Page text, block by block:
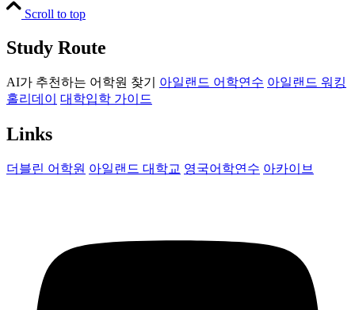
Scroll to top
Study Route
AI가 추천하는 어학원 찾기 아일랜드 어학연수 아일랜드 워킹
홀리데이
대학입학 가이드
Links
더블린 어학원 아일랜드 대학교 영국어학연수 아카이브